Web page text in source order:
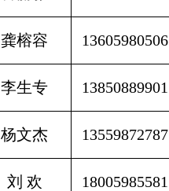
龚榕容 13605980506
李生专 13850889901
杨文杰 13559872787
刘 欢 18005985581